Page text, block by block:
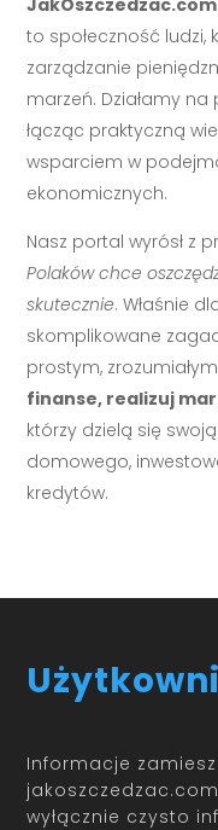
to społeczność ludzi,
zarządzanie
marzeń. Działamy
łącząc praktyczną
wsparciem w
ekonomicznych.
Nasz portal wyrósł z
Polaków chce
skutecznie. Właśnie
skomplikowane
prostym,
finanse, realizuj
którzy dzielą się
domowego,
kredytów.
Informacje
wyłącznie czysto